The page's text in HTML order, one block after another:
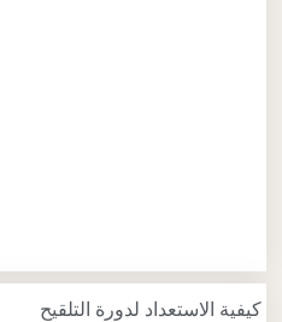
كيفية الاستعداد لدورة التلقيح